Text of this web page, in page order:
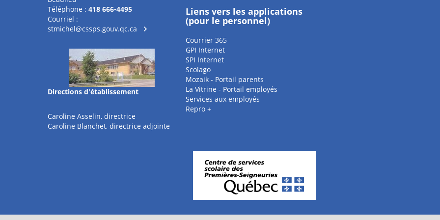
Téléphone : 418 666-4495
Courriel :
stmichel@cssps.gouv.qc.ca
Directions d'établissement
Caroline Asselin, directrice
Caroline Blanchet, directrice adjointe
Liens vers les applications
(pour le personnel)
Courrier 365
GPI Internet
SPI Internet
Scolago
Mozaik - Portail parents
La Vitrine - Portail employés
Services aux employés
Repro +